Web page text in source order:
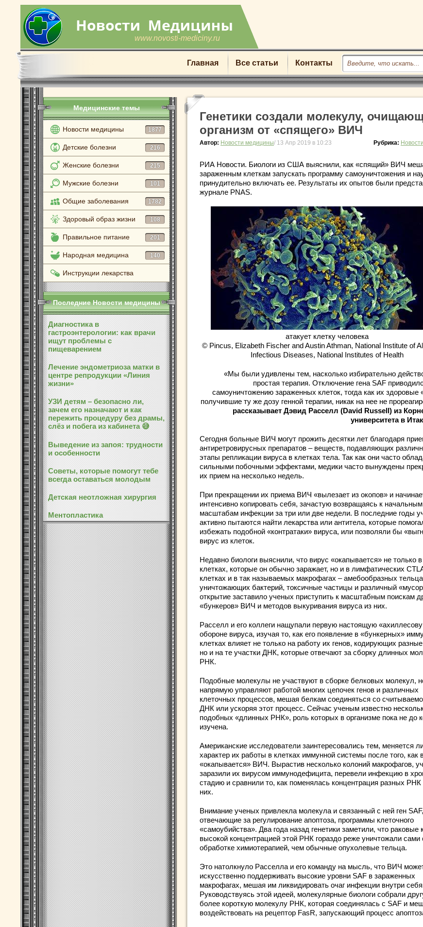
www.novosti-mediciny.ru
Главная Все статьи Контакты
Медицинские темы
Новости медицины 1877
Детские болезни 216
Женские болезни 215
Мужские болезни 101
Общие заболевания 1782
Здоровый образ жизни 108
Правильное питание 201
Народная медицина 140
Инструкции лекарства
Последние Новости медицины
Диагностика в
гастроэнтерологии: как врачи
ищут проблемы с
пищеварением
Лечение эндометриоза матки в
центре репродукции «Линия
жизни»
УЗИ детям – безопасно ли,
зачем его назначают и как
пережить процедуру без драмы,
слёз и побега из кабинета 😅
Выведение из запоя: трудности
и особенности
Советы, которые помогут тебе
всегда оставаться молодым
Детская неотложная хирургия
Ментопластика
Генетики создали молекулу,
организм от «спящего» ВИЧ
Автор: Новости медицины/ 13 Апр 2019 в 10:23 Рубрика:
РИА Новости. Биологи из США выяснили, как «спящий» ВИЧ
зараженным клеткам запускать программу самоуничтожения и
принудительно включать ее. Результаты их опытов были
журнале PNAS.
атакует клетку человека
© Pincus, Elizabeth Fischer and Austin Athman, National Institute of
Infectious Diseases, National Institutes of Health
«Мы были удивлены тем, насколько избирательно
простая терапия. Отключение гена SAF
самоуничтожению зараженных клеток, тогда как их здоровые
получившие ту же дозу генной терапии, никак на нее не
рассказывает Дэвид Расселл (David Russell) из
университета в
Сегодня больные ВИЧ могут прожить десятки лет благодаря
антиретровирусных препаратов – веществ, подавляющих
этапы репликации вируса в клетках тела. Так как они часто
сильными побочными эффектами, медики часто вынуждены
их прием на несколько недель.
При прекращении их приема ВИЧ «вылезает из окопов» и
интенсивно копировать себя, зачастую возвращаясь к начальным
масштабам инфекции за три или две недели. В последние годы
активно пытаются найти лекарства или антитела, которые
избежать подобной «контратаки» вируса, или позволяли бы
вирус из клеток.
Недавно биологи выяснили, что вирус «окапывается» не только
клетках, которые он обычно заражает, но и в лимфатических
клетках и в так называемых макрофагах – амебообразных
уничтожающих бактерий, токсичные частицы и различный
открытие заставило ученых приступить к масштабным поискам
«бункеров» ВИЧ и методов выкуривания вируса из них.
Расселл и его коллеги нащупали первую настоящую
обороне вируса, изучая то, как его появление в «бункерных»
клетках влияет не только на работу их генов, кодирующих
но и на те участки ДНК, которые отвечают за сборку длинных
РНК.
Подобные молекулы не участвуют в сборке белковых молекул,
напрямую управляют работой многих цепочек генов и различных
клеточных процессов, мешая белкам соединяться со
ДНК или ускоряя этот процесс. Сейчас ученым известно
подобных «длинных РНК», роль которых в организме пока не до
изучена.
Американские исследователи заинтересовались тем, меняется
характер их работы в клетках иммунной системы после того, как
«окапывается» ВИЧ. Вырастив несколько колоний макрофагов,
заразили их вирусом иммунодефицита, перевели инфекцию в
стадию и сравнили то, как поменялась концентрация разных РНК
них.
Внимание ученых привлекла молекула и связанный с ней ген SAF,
отвечающие за регулирование апоптоза, программы клеточного
«самоубийства». Два года назад генетики заметили, что раковые
высокой концентрацией этой РНК гораздо реже уничтожали сами
обработке химиотерапией, чем обычные опухолевые тельца.
Это натолкнуло Расселла и его команду на мысль, что ВИЧ
искусственно поддерживать высокие уровни SAF в зараженных
макрофагах, мешая им ликвидировать очаг инфекции внутри
Руководствуясь этой идеей, молекулярные биологи собрали
более короткую молекулу РНК, которая соединялась с SAF и
воздействовать на рецептор FasR, запускающий процесс